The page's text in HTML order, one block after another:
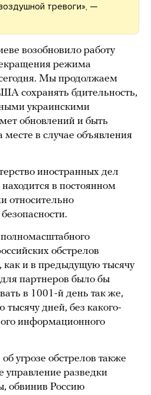
тревоги», —
возобновило работу
режима
Мы продолжаем
сохранять бдительность,
украинскими
обновлений и быть
месте в случае объявления
иностранных дел
находится в постоянном
относительно
обстрелов
как и в предыдущую тысячу
партнеров было бы
в 1001-й день так же,
дней, без какого-
информационного
угрозе обстрелов также
управление разведки
обвинив Россию